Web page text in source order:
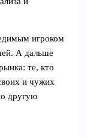
игроком
А дальше
те, кто
и чужих
другую